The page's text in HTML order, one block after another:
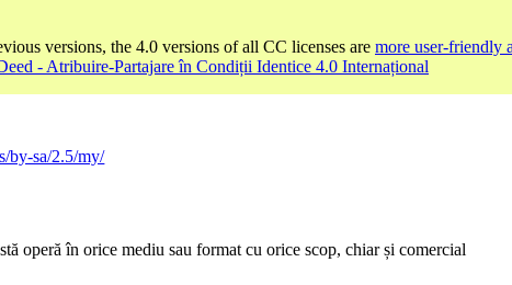
versions, the 4.0 versions of all CC licenses are more user-friendly
- Atribuire-Partajare în Condiții Identice 4.0 Internațional
by-sa/2.5/my/
operă în orice mediu sau format cu orice scop, chiar și comercial